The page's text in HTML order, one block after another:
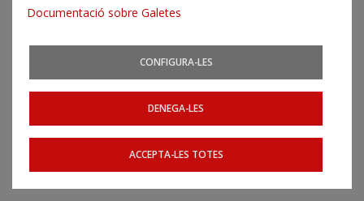
Documentació sobre Galetes
CONFIGURA-LES
DENEGA-LES
ACCEPTA-LES TOTES